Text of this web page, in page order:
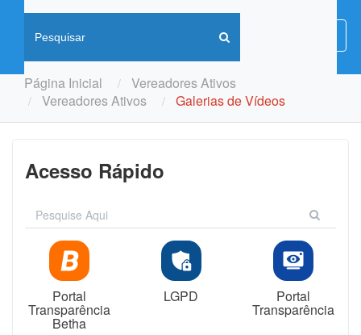
de
Página Inicial
Vereadores Ativos
Vereadores Ativos
Galerias de Vídeos
Acesso Rápido
Portal
Transparência
Betha
LGPD Portal
Transparência